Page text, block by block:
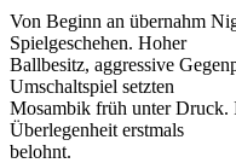
Von Beginn an übernahm
Spielgeschehen. Hoher
Ballbesitz, aggressive
Umschaltspiel setzten
Mosambik früh unter Druck.
Überlegenheit erstmals
belohnt.